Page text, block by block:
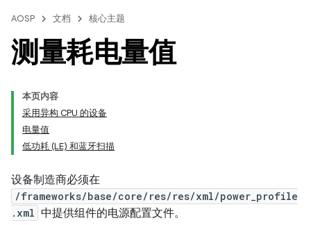
AOSP 文档 核心主题
测量耗电量值
本页内容
采用异构 CPU 的设备
电量值
低功耗 (LE) 和蓝牙扫描
设备制造商必须在
/frameworks/base/core/res/res/xml/power_profile
.xml 中提供组件的电源配置文件。